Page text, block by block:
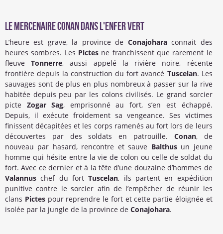
Le mercenaire Conan dans l'enfer vert
L’heure est grave, la province de Conajoharaconnait des
heures sombres. Les Pictes ne franchissent que rarement le
fleuveTonnerre, aussi appelé la rivière noire, récente
frontière depuis la construction du fort avancé Tuscelan. Les
sauvages sont de plus en plus nombreux à passer sur la rive
habitée depuis peu par les colons civilisés. Le grand sorcier
picte Zogar Sag, emprisonné au fort, s’en est échappé.
Depuis, il exécute froidement sa vengeance. Ses victimes
finissent décapitées et les corps ramenés au fort lors de leurs
découvertes par des soldats en patrouille. Conan, de
nouveau par hasard, rencontre et sauve Balthus un jeune
homme qui hésite entre la vie de colon ou celle de soldat du
fort. Avec ce dernier et à la tête d’une douzaine d’hommes de
Valannuschef du fortTuscelan, ils partent en expédition
punitive contre le sorcier afin de l’empêcher de réunir les
clans Pictes pour reprendre le fort et cette partie éloignée et
isolée par la jungle de la province de Conajohara.